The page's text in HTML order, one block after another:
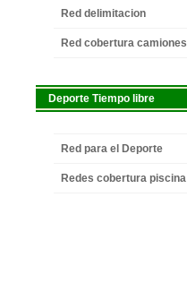
Red delimitacion
Red cobertura camiones
Deporte Tiempo libre
Red para el Deporte
Redes cobertura piscina